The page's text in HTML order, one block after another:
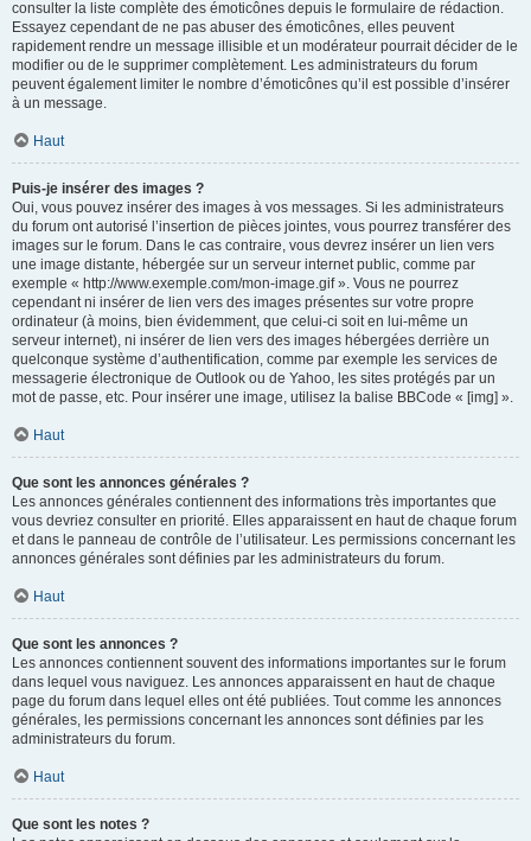
consulter la liste complète des émoticônes depuis le formulaire de rédaction.
Essayez cependant de ne pas abuser des émoticônes, elles peuvent
rapidement rendre un message illisible et un modérateur pourrait décider de le
modifier ou de le supprimer complètement. Les administrateurs du forum
peuvent également limiter le nombre d’émoticônes qu’il est possible d’insérer
à un message.
Haut
Puis-je insérer des images ?
Oui, vous pouvez insérer des images à vos messages. Si les administrateurs
du forum ont autorisé l’insertion de pièces jointes, vous pourrez transférer des
images sur le forum. Dans le cas contraire, vous devrez insérer un lien vers
une image distante, hébergée sur un serveur internet public, comme par
exemple « http://www.exemple.com/mon-image.gif ». Vous ne pourrez
cependant ni insérer de lien vers des images présentes sur votre propre
ordinateur (à moins, bien évidemment, que celui-ci soit en lui-même un
serveur internet), ni insérer de lien vers des images hébergées derrière un
quelconque système d’authentification, comme par exemple les services de
messagerie électronique de Outlook ou de Yahoo, les sites protégés par un
mot de passe, etc. Pour insérer une image, utilisez la balise BBCode « [img] ».
Haut
Que sont les annonces générales ?
Les annonces générales contiennent des informations très importantes que
vous devriez consulter en priorité. Elles apparaissent en haut de chaque forum
et dans le panneau de contrôle de l’utilisateur. Les permissions concernant les
annonces générales sont définies par les administrateurs du forum.
Haut
Que sont les annonces ?
Les annonces contiennent souvent des informations importantes sur le forum
dans lequel vous naviguez. Les annonces apparaissent en haut de chaque
page du forum dans lequel elles ont été publiées. Tout comme les annonces
générales, les permissions concernant les annonces sont définies par les
administrateurs du forum.
Haut
Que sont les notes ?